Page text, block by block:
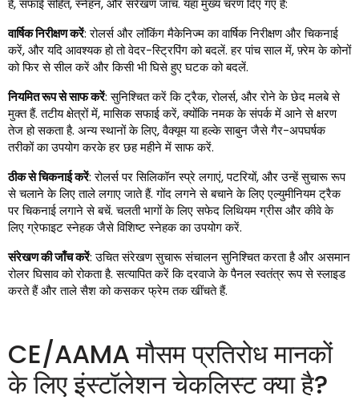
है, सफाई सहित, स्नेहन, और संरेखण जांच. यहां मुख्य चरण दिए गए हैं:
वार्षिक निरीक्षण करें: रोलर्स और लॉकिंग मैकेनिज्म का वार्षिक निरीक्षण और चिकनाई
करें, और यदि आवश्यक हो तो वेदर-स्ट्रिपिंग को बदलें. हर पांच साल में, फ़्रेम के कोनों
को फिर से सील करें और किसी भी घिसे हुए घटक को बदलें.
नियमित रूप से साफ करें: सुनिश्चित करें कि ट्रैक, रोलर्स, और रोने के छेद मलबे से
मुक्त हैं. तटीय क्षेत्रों में, मासिक सफाई करें, क्योंकि नमक के संपर्क में आने से क्षरण
तेज हो सकता है. अन्य स्थानों के लिए, वैक्यूम या हल्के साबुन जैसे गैर-अपघर्षक
तरीकों का उपयोग करके हर छह महीने में साफ करें.
ठीक से चिकनाई करें: रोलर्स पर सिलिकॉन स्प्रे लगाएं, पटरियों, और उन्हें सुचारू रूप
से चलाने के लिए ताले लगाए जाते हैं. गोंद लगने से बचाने के लिए एल्युमीनियम ट्रैक
पर चिकनाई लगाने से बचें. चलती भागों के लिए सफेद लिथियम ग्रीस और कीवे के
लिए ग्रेफाइट स्नेहक जैसे विशिष्ट स्नेहक का उपयोग करें.
संरेखण की जाँच करें: उचित संरेखण सुचारू संचालन सुनिश्चित करता है और असमान
रोलर घिसाव को रोकता है. सत्यापित करें कि दरवाजे के पैनल स्वतंत्र रूप से स्लाइड
करते हैं और ताले सैश को कसकर फ्रेम तक खींचते हैं.
CE/AAMA मौसम प्रतिरोध मानकों
के लिए इंस्टॉलेशन चेकलिस्ट क्या है?